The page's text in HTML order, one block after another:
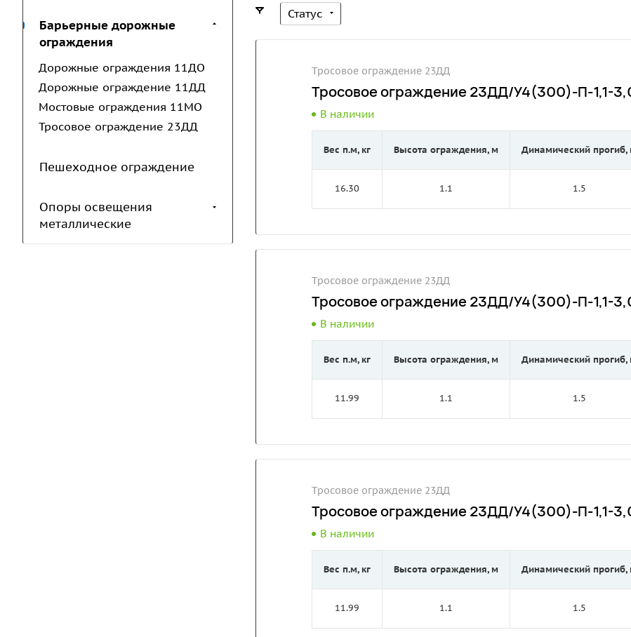
Статус
Тросовое ограждение 23ДД
Тросовое ограждение 23ДД/У4(300)-П-1,1-
В наличии
Вес п.м, кг
16.30
Высота ограждения, м
1.1
Динамический прогиб,
1.5
Тросовое ограждение 23ДД
Тросовое ограждение 23ДД/У4(300)-П-1,1-
В наличии
Вес п.м, кг
11.99
Высота ограждения, м
1.1
Динамический прогиб,
1.5
Тросовое ограждение 23ДД
Тросовое ограждение 23ДД/У4(300)-П-1,1-
В наличии
Вес п.м, кг
11.99
Высота ограждения, м
1.1
Динамический прогиб,
1.5
Барьерные дорожные
ограждения
Дорожные ограждения 11ДО
Дорожные ограждение 11ДД
Мостовые ограждения 11МО
Тросовое ограждение 23ДД
Пешеходное ограждение
Опоры освещения
металлические